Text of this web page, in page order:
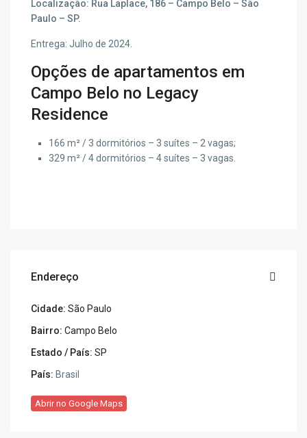
Localização: Rua Laplace, 186 – Campo Belo – São
Paulo – SP.
Entrega: Julho de 2024.
Opções de apartamentos em
Campo Belo no Legacy
Residence
166 m² / 3 dormitórios – 3 suítes – 2 vagas;
329 m² / 4 dormitórios – 4 suítes – 3 vagas.
Endereço
Cidade: São Paulo
Bairro: Campo Belo
Estado / País: SP
País: Brasil
Abrir no Google Maps